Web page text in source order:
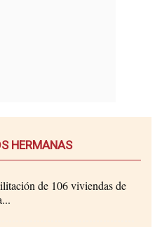
HERMANAS
de 106 viviendas de